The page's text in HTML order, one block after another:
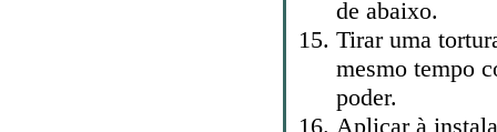
de abaixo.
Tirar uma
mesmo tempo
poder.
Aplicar à